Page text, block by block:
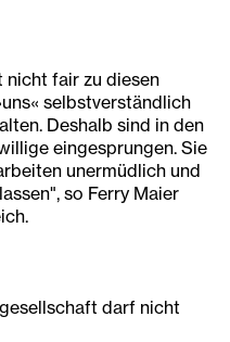
nicht fair zu diesen
selbstverständlich
Deshalb sind in den
eingesprungen. Sie
unermüdlich und
so Ferry Maier
darf nicht